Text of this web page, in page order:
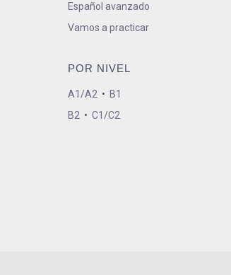
Español avanzado
Vamos a practicar
POR NIVEL
A1/A2 • B1
B2 • C1/C2